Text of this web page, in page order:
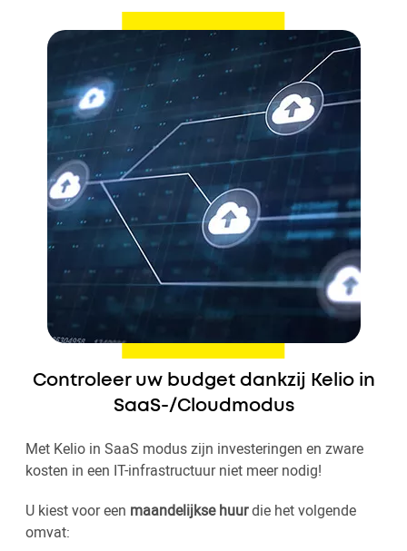
Controleer uw budget dankzij Kelio in
SaaS-/Cloudmodus
Met Kelio in SaaS modus zijn investeringen en zware
kosten in een IT-infrastructuur niet meer nodig!
U kiest voor een maandelijkse huurdie het volgende
omvat: